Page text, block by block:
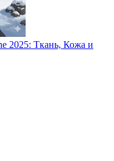
2025: Ткань, Кожа и